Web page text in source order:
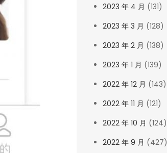
2023 年 4 月 (131)
2023 年 3 月 (128)
2023 年 2 月 (138)
2023 年 1 月 (139)
2022 年 12 月 (143)
2022 年 11 月 (121)
2022 年 10 月 (124)
2022 年 9 月 (427)